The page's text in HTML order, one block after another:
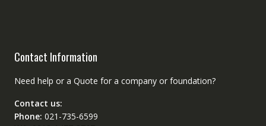
Contact Information
Need help or a Quote for a company or foundation?
Contact us:
Phone: 021-735-6599